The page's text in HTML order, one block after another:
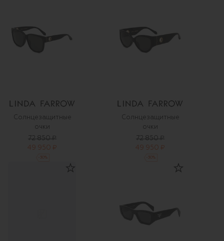
Солнцезащитные
очки
72 850 ₽
49 950 ₽
%
Солнцезащитные
очки
72 850 ₽
49 950 ₽
%